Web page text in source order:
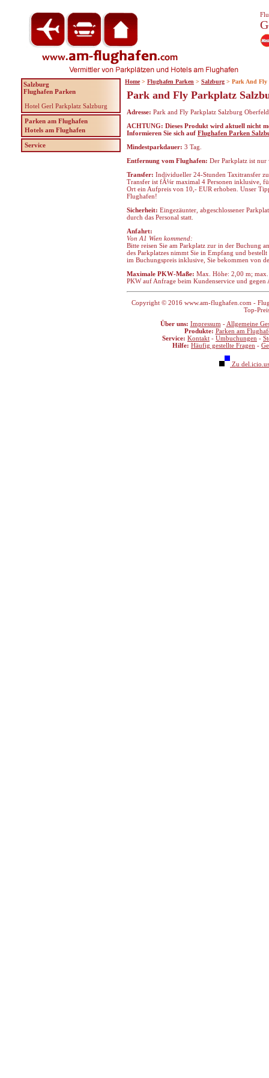
Park and Fly Parkplatz
Adresse: Park and Fly Parkplatz Salzburg
ACHTUNG: Dieses Produkt wird aktuell nicht
Informieren Sie sich auf Flughafen Parken
Mindestparkdauer: 3 Tag.
Entfernung vom Flughafen: Der Parkplatz ist
Transfer: Individueller 24-Stunden Taxitransfer
Transfer ist fÃ¼r maximal 4 Personen inklusive,
Ort ein Aufpreis von 10,- EUR erhoben. Unser
Flughafen!
Sicherheit: Eingezäunter, abgeschlossener
durch das Personal statt.
Anfahrt:
Von A1 Wien kommend:
Bitte reisen Sie am Parkplatz zur in der Buchung
des Parkplatzes nimmt Sie in Empfang und
im Buchungspreis inklusive, Sie bekommen von
Maximale PKW-Maße: Max. Höhe: 2,00 m;
PKW auf Anfrage beim Kundenservice und
Copyright © 2016 www.am-flughafen.com -
Top-
Über uns: Impressum - Allgemeine
Produkte: Parken am
Service: Kontakt - Umbuchungen -
Hilfe: Häufig gestellte Fragen -
Zu
Salzburg
Flughafen Parken
Hotel Gerl Parkplatz Salzburg
Parken am Flughafen
Hotels am Flughafen
Service
Home > Flughafen Parken > Salzburg > Park And Fly